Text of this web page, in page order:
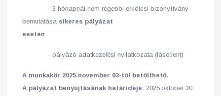
- 3 hónapnál nem régebbi erkölcsi bizonyítvány
bemutatása sikeres pályázat
esetén
- pályázó adatkezelési nyilatkozata (lásd:lent)
A munkakör 2025.november 03-tól betölthető.
A pályázat benyújtásának határideje: 2025.október 30.